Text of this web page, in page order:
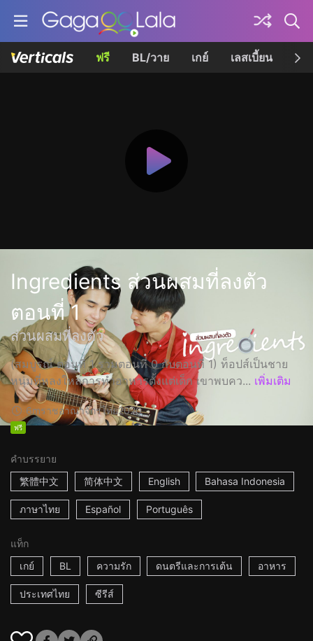
ฟรี BL/วาย เกย์ เลสเบี้ยน เค
Ingredients ส่วนผสมที่ลงตัว
ตอนที่ 1
ส่วนผสมที่ลงตัว
(สมบูรณ์ ตอนที่ 1 รวมตอนที่ 0 กับตอนที่ 1) ท็อปส์เป็นชาย
หนุ่มที่หลงใหลการทำอาหารตั้งแต่เด็ก เขาพบคว... เพิ่มเติม
6mราชอาณาจักรไทย2020
ฟรี
คำบรรยาย
繁體中文
简体中文 English Bahasa Indonesia
ภาษาไทย Español Português
แท็ก
เกย์
BL ความรัก ดนตรีและการเต้น อาหาร
ประเทศไทย ซีรีส์